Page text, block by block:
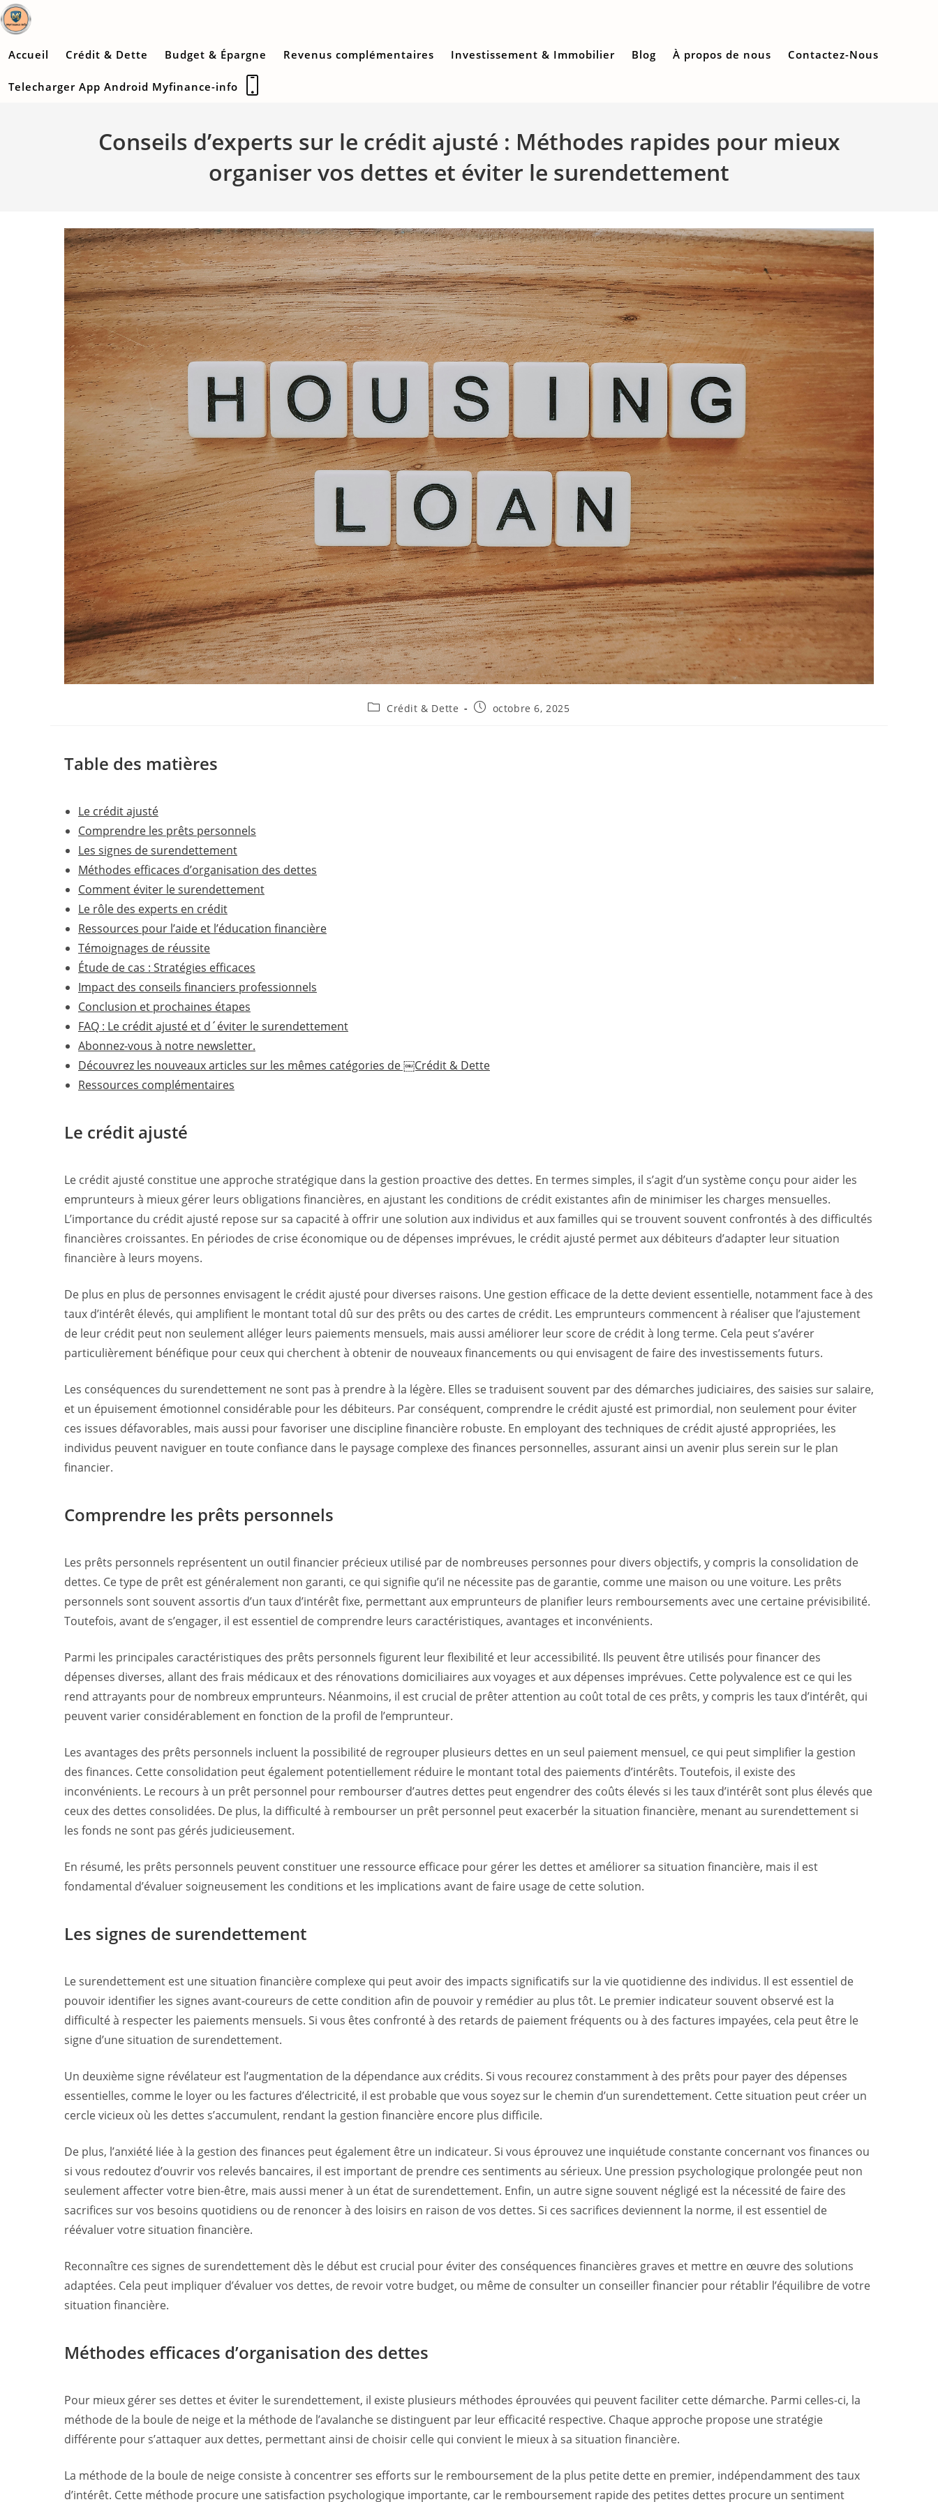
Skip
to
Accueil Crédit & Dette Budget & Épargne Revenus complémentaires Investissement & Immobilier Blog À propos de nous Contactez-Nous
Telecharger App Android Myfinance-info
Conseils d’experts sur le crédit ajusté : Méthodes rapides pour mieux
organiser vos dettes et éviter le surendettement
PostCrédit & Dette
Publication
octobre 6, 2025
Table des matières
Le crédit ajusté
Comprendre les prêts personnels
Les signes de surendettement
Méthodes efficaces d’organisation des dettes
Comment éviter le surendettement
Le rôle des experts en crédit
Ressources pour l’aide et l’éducation financière
Témoignages de réussite
Étude de cas : Stratégies efficaces
Impact des conseils financiers professionnels
Conclusion et prochaines étapes
FAQ : Le crédit ajusté et d´éviter le surendettement
Abonnez-vous à notre newsletter.
Découvrez les nouveaux articles sur les mêmes catégories de ￼Crédit & Dette
Ressources complémentaires
Le crédit ajusté
Le crédit ajusté constitue une approche stratégique dans la gestion proactive des dettes. En termes simples, il s’agit d’un système conçu pour aider les
emprunteurs à mieux gérer leurs obligations financières, en ajustant les conditions de crédit existantes afin de minimiser les charges mensuelles.
L’importance du crédit ajusté repose sur sa capacité à offrir une solution aux individus et aux familles qui se trouvent souvent confrontés à des difficultés
financières croissantes. En périodes de crise économique ou de dépenses imprévues, le crédit ajusté permet aux débiteurs d’adapter leur situation
financière à leurs moyens.
De plus en plus de personnes envisagent le crédit ajusté pour diverses raisons. Une gestion efficace de la dette devient essentielle, notamment face à des
taux d’intérêt élevés, qui amplifient le montant total dû sur des prêts ou des cartes de crédit. Les emprunteurs commencent à réaliser que l’ajustement
de leur crédit peut non seulement alléger leurs paiements mensuels, mais aussi améliorer leur score de crédit à long terme. Cela peut s’avérer
particulièrement bénéfique pour ceux qui cherchent à obtenir de nouveaux financements ou qui envisagent de faire des investissements futurs.
Les conséquences du surendettement ne sont pas à prendre à la légère. Elles se traduisent souvent par des démarches judiciaires, des saisies sur salaire,
et un épuisement émotionnel considérable pour les débiteurs. Par conséquent, comprendre le crédit ajusté est primordial, non seulement pour éviter
ces issues défavorables, mais aussi pour favoriser une discipline financière robuste. En employant des techniques de crédit ajusté appropriées, les
individus peuvent naviguer en toute confiance dans le paysage complexe des finances personnelles, assurant ainsi un avenir plus serein sur le plan
financier.
Comprendre les prêts personnels
Les prêts personnels représentent un outil financier précieux utilisé par de nombreuses personnes pour divers objectifs, y compris la consolidation de
dettes. Ce type de prêt est généralement non garanti, ce qui signifie qu’il ne nécessite pas de garantie, comme une maison ou une voiture. Les prêts
personnels sont souvent assortis d’un taux d’intérêt fixe, permettant aux emprunteurs de planifier leurs remboursements avec une certaine prévisibilité.
Toutefois, avant de s’engager, il est essentiel de comprendre leurs caractéristiques, avantages et inconvénients.
Parmi les principales caractéristiques des prêts personnels figurent leur flexibilité et leur accessibilité. Ils peuvent être utilisés pour financer des
dépenses diverses, allant des frais médicaux et des rénovations domiciliaires aux voyages et aux dépenses imprévues. Cette polyvalence est ce qui les
rend attrayants pour de nombreux emprunteurs. Néanmoins, il est crucial de prêter attention au coût total de ces prêts, y compris les taux d’intérêt, qui
peuvent varier considérablement en fonction de la profil de l’emprunteur.
Les avantages des prêts personnels incluent la possibilité de regrouper plusieurs dettes en un seul paiement mensuel, ce qui peut simplifier la gestion
des finances. Cette consolidation peut également potentiellement réduire le montant total des paiements d’intérêts. Toutefois, il existe des
inconvénients. Le recours à un prêt personnel pour rembourser d’autres dettes peut engendrer des coûts élevés si les taux d’intérêt sont plus élevés que
ceux des dettes consolidées. De plus, la difficulté à rembourser un prêt personnel peut exacerbér la situation financière, menant au surendettement si
les fonds ne sont pas gérés judicieusement.
En résumé, les prêts personnels peuvent constituer une ressource efficace pour gérer les dettes et améliorer sa situation financière, mais il est
fondamental d’évaluer soigneusement les conditions et les implications avant de faire usage de cette solution.
Les signes de surendettement
Le surendettement est une situation financière complexe qui peut avoir des impacts significatifs sur la vie quotidienne des individus. Il est essentiel de
pouvoir identifier les signes avant-coureurs de cette condition afin de pouvoir y remédier au plus tôt. Le premier indicateur souvent observé est la
difficulté à respecter les paiements mensuels. Si vous êtes confronté à des retards de paiement fréquents ou à des factures impayées, cela peut être le
signe d’une situation de surendettement.
Un deuxième signe révélateur est l’augmentation de la dépendance aux crédits. Si vous recourez constamment à des prêts pour payer des dépenses
essentielles, comme le loyer ou les factures d’électricité, il est probable que vous soyez sur le chemin d’un surendettement. Cette situation peut créer un
cercle vicieux où les dettes s’accumulent, rendant la gestion financière encore plus difficile.
De plus, l’anxiété liée à la gestion des finances peut également être un indicateur. Si vous éprouvez une inquiétude constante concernant vos finances ou
si vous redoutez d’ouvrir vos relevés bancaires, il est important de prendre ces sentiments au sérieux. Une pression psychologique prolongée peut non
seulement affecter votre bien-être, mais aussi mener à un état de surendettement. Enfin, un autre signe souvent négligé est la nécessité de faire des
sacrifices sur vos besoins quotidiens ou de renoncer à des loisirs en raison de vos dettes. Si ces sacrifices deviennent la norme, il est essentiel de
réévaluer votre situation financière.
Reconnaître ces signes de surendettement dès le début est crucial pour éviter des conséquences financières graves et mettre en œuvre des solutions
adaptées. Cela peut impliquer d’évaluer vos dettes, de revoir votre budget, ou même de consulter un conseiller financier pour rétablir l’équilibre de votre
situation financière.
Méthodes efficaces d’organisation des dettes
Pour mieux gérer ses dettes et éviter le surendettement, il existe plusieurs méthodes éprouvées qui peuvent faciliter cette démarche. Parmi celles-ci, la
méthode de la boule de neige et la méthode de l’avalanche se distinguent par leur efficacité respective. Chaque approche propose une stratégie
différente pour s’attaquer aux dettes, permettant ainsi de choisir celle qui convient le mieux à sa situation financière.
La méthode de la boule de neige consiste à concentrer ses efforts sur le remboursement de la plus petite dette en premier, indépendamment des taux
d’intérêt. Cette méthode procure une satisfaction psychologique importante, car le remboursement rapide des petites dettes procure un sentiment